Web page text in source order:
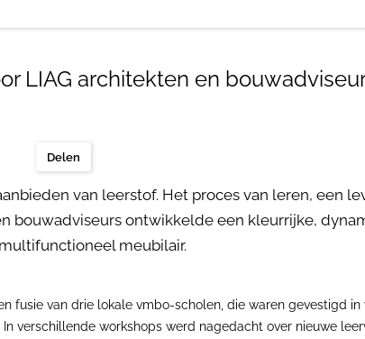
LIAG architekten en
Delen
van leerstof. Het proces van leren, een
bouwadviseurs ontwikkelde een kleurrijke,
meubilair.
fusie van drie lokale vmbo-scholen, die waren gevestigd
verschillende workshops werd nagedacht over nieuwe